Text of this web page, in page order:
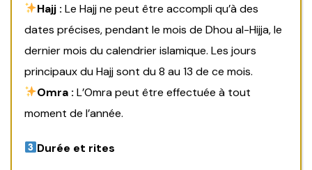
Hajj : Le Hajj ne peut être accompli qu’à des
dates précises, pendant le mois de Dhou al-Hijja, le
dernier mois du calendrier islamique. Les jours
principaux du Hajj sont du 8 au 13 de ce mois.
Omra : L’Omra peut être effectuée à tout
moment de l’année.
Durée et rites